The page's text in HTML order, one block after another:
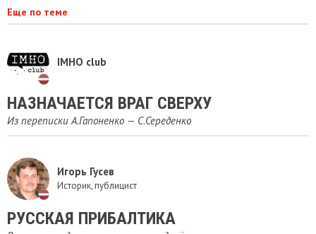
Еще по теме
IMHO club
НАЗНАЧАЕТСЯ ВРАГ СВЕРХУ
Из переписки А.Гапоненко — С.Середенко
Игорь Гусев
Историк, публицист
РУССКАЯ ПРИБАЛТИКА